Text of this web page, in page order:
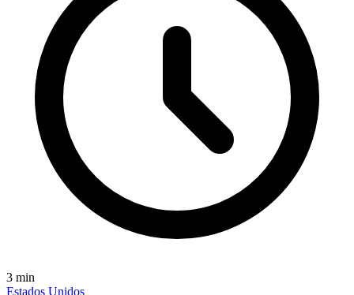
3 min
Estados Unidos